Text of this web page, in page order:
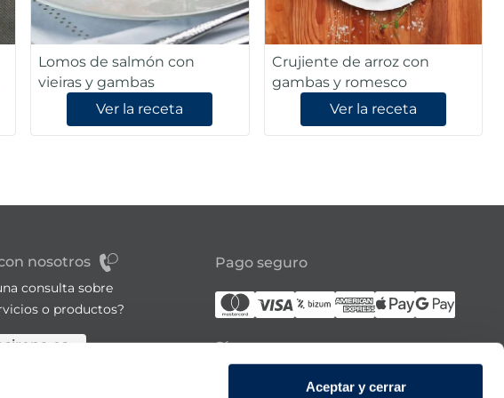
Aceptar y cerrar
Lomos de salmón con
vieiras y gambas
Ver la receta
Crujiente de arroz con
gambas y romesco
Ver la receta
nosotros
consulta sobre
o productos?
Pago seguro